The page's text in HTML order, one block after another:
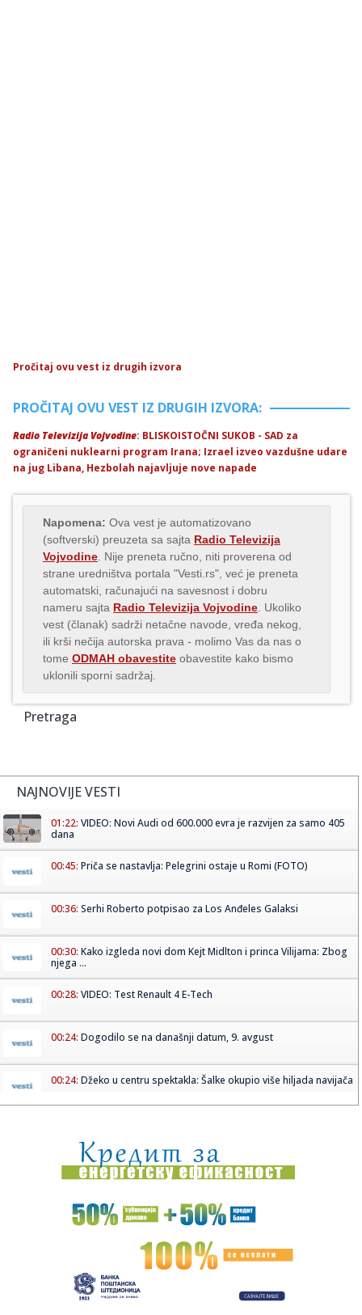
Pročitaj ovu vest iz drugih izvora
PROČITAJ OVU VEST IZ DRUGIH IZVORA:
Radio Televizija Vojvodine: BLISKOISTOČNI SUKOB - SAD za
ograničeni nuklearni program Irana; Izrael izveo vazdušne udare
na jug Libana, Hezbolah najavljuje nove napade
Napomena: Ova vest je automatizovano
(softverski) preuzeta sa sajta Radio Televizija
Vojvodine . Nije preneta ručno, niti proverena od
strane uredništva portala "Vesti.rs", već je preneta
automatski, računajući na savesnost i dobru
nameru sajta Radio Televizija Vojvodine . Ukoliko
vest (članak) sadrži netačne navode, vređa nekog,
ili krši nečija autorska prava - molimo Vas da nas o
tome ODMAH obavestite obavestite kako bismo
uklonili sporni sadržaj.
Pretraga
NAJNOVIJE VESTI
01:22: VIDEO: Novi Audi od 600.000 evra je razvijen za samo 405
dana
00:45: Priča se nastavlja: Pelegrini ostaje u Romi (FOTO)
00:36: Serhi Roberto potpisao za Los Anđeles Galaksi
00:30: Kako izgleda novi dom Kejt Midlton i princa Vilijama: Zbog
njega ...
00:28: VIDEO: Test Renault 4 E-Tech
00:24: Dogodilo se na današnji datum, 9. avgust
00:24: Džeko u centru spektakla: Šalke okupio više hiljada navijača
00:20:Đura Đ. Trajković br. 26: Plejlista za sivu zonu (Fontaines
D....
00:17:Velika akcija tokom noći i ranog jutra u Beogradu: Ekipe
izlaze ...
Na današnji dan, 9. avgust
23:54:TEŽAK UDARAC ZA HETAFE PRED EVROPU: Važan igrač